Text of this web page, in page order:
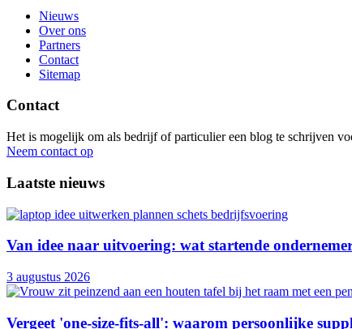
Nieuws
Over ons
Partners
Contact
Sitemap
Contact
Het is mogelijk om als bedrijf of particulier een blog te schrijven
Neem contact op
Laatste nieuws
Van idee naar uitvoering: wat startende
3 augustus 2026
Vergeet 'one-size-fits-all': waarom persoonlijke